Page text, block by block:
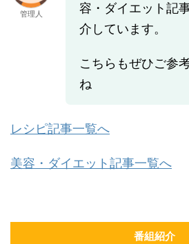
管理人
容・ダイエット記
介しています。
こちらもぜひご参
ね
レシピ記事一覧へ
美容・ダイエット記事一覧へ
番組紹介